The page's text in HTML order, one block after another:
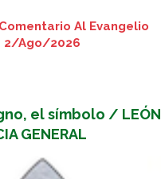
Al Evangelio
2/Ago/2026
el símbolo / LEÓN
GENERAL